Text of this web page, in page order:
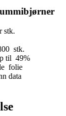
stk.
stk.
til 49%
folie
data